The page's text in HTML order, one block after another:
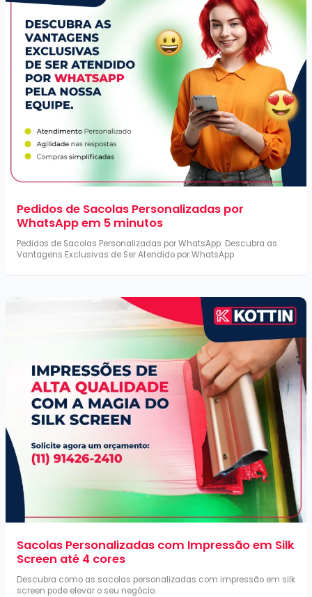
Pedidos de Sacolas Personalizadas por
WhatsApp em 5 minutos
Pedidos de Sacolas Personalizadas por WhatsApp: Descubra as
Vantagens Exclusivas de Ser Atendido por WhatsApp
Sacolas Personalizadas com Impressão em Silk
Screen até 4 cores
Descubra como as sacolas personalizadas com impressão em silk
screen pode elevar o seu negócio.